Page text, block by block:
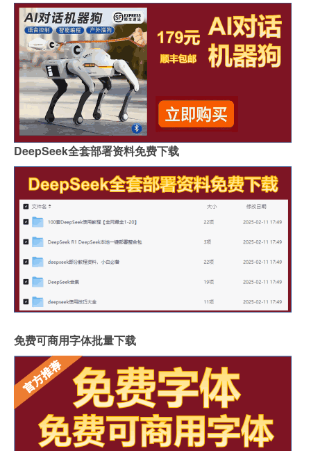
DeepSeek全套部署资料免费下载
免费可商用字体批量下载